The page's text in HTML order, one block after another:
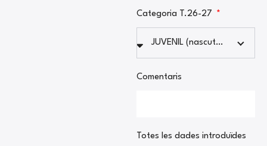
Categoria T.26-27
JUVENIL (nascuts 2009-2010)
Comentaris
Totes les dades introduïdes